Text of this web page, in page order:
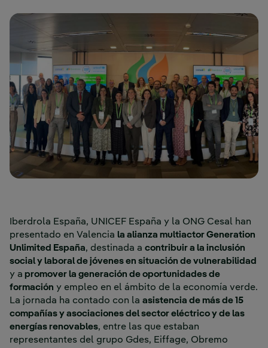
Iberdrola España, UNICEF España y la ONG Cesal han
presentado en Valencia la alianza multiactor Generation
Unlimited España, destinada a contribuir a la inclusión
social y laboral de jóvenes en situación de vulnerabilidad
y a promover la generación de oportunidades de
formación y empleo en el ámbito de la economía verde.
La jornada ha contado con la asistencia de más de 15
compañías y asociaciones del sector eléctrico y de las
energías renovables, entre las que estaban
representantes del grupo Gdes, Eiffage, Obremo